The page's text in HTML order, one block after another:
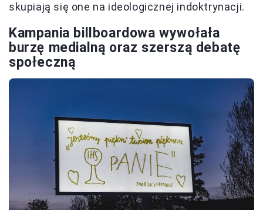
skupiają się one na ideologicznej indoktrynacji.
Kampania billboardowa wywołała
burzę medialną oraz szerszą debatę
społeczną